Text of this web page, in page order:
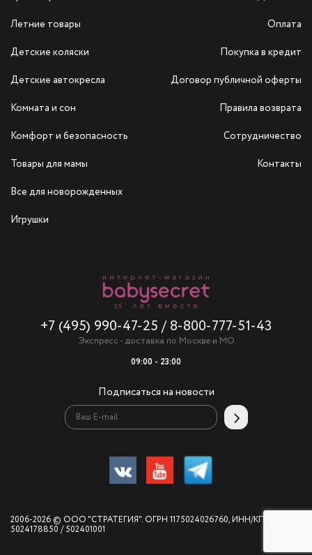
Летние товары
Детские коляски
Детские автокресла
Комната и сон
Комфорт и безопасность
Товары для мамы
Все для новорожденных
Игрушки
+7 (495) 990-47-25 / 8-800-777-51-43
Экспресс - доставка по Москве и МО
09:00 - 23:00
Подписаться на новости
Оплата
Покупка в кредит
Договор публичной оферты
Правила возврата
Сотрудничество
Контакты
2006-2026 © ООО "СТРАТЕГИЯ". ОГРН 1175024026760, ИНН/КПП
5024178850 / 502401001